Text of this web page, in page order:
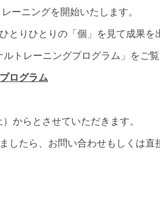
ーニングを開始いたします。
とりひとりの「個」を見て成果を
トレーニングプログラム」をご覧
ログラム
からとさせていただきます。
したら、お問い合わせもしくは直